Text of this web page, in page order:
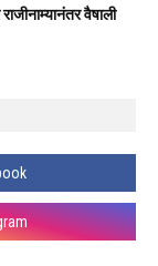
वैषाली